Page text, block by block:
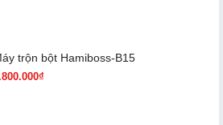
trộn bột Hamiboss-B15